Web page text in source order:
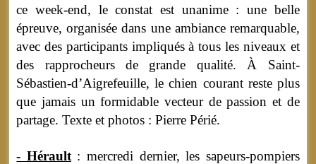
ce week-end, le constat est unanime : une belle
épreuve, organisée dans une ambiance remarquable,
avec des participants impliqués à tous les niveaux et
des rapprocheurs de grande qualité. À Saint-
Sébastien-d’Aigrefeuille, le chien courant reste plus
que jamais un formidable vecteur de passion et de
partage. Texte et photos : Pierre Périé.
- Hérault: mercredi dernier, les sapeurs-pompiers